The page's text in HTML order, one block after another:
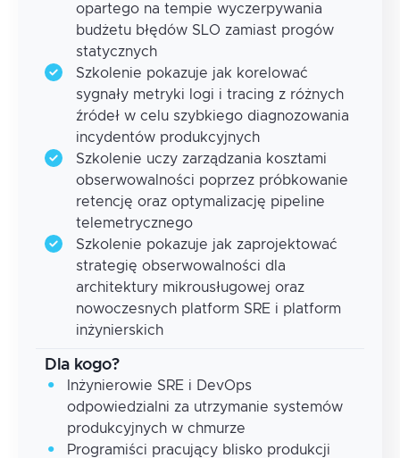
opartego na tempie wyczerpywania
budżetu błędów SLO zamiast progów
statycznych
Szkolenie pokazuje jak korelować
sygnały metryki logi i tracing z różnych
źródeł w celu szybkiego diagnozowania
incydentów produkcyjnych
Szkolenie uczy zarządzania kosztami
obserwowalności poprzez próbkowanie
retencję oraz optymalizację pipeline
telemetrycznego
Szkolenie pokazuje jak zaprojektować
strategię obserwowalności dla
architektury mikrousługowej oraz
nowoczesnych platform SRE i platform
inżynierskich
Dla kogo?
Inżynierowie SRE i DevOps
odpowiedzialni za utrzymanie systemów
produkcyjnych w chmurze
Programiści pracujący blisko produkcji